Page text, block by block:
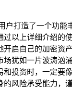
户打造了一个功能
过以上详细介绍的
开启自己的加密资
场犹如一片波涛汹
投资时，一定要
的风险承受能力，